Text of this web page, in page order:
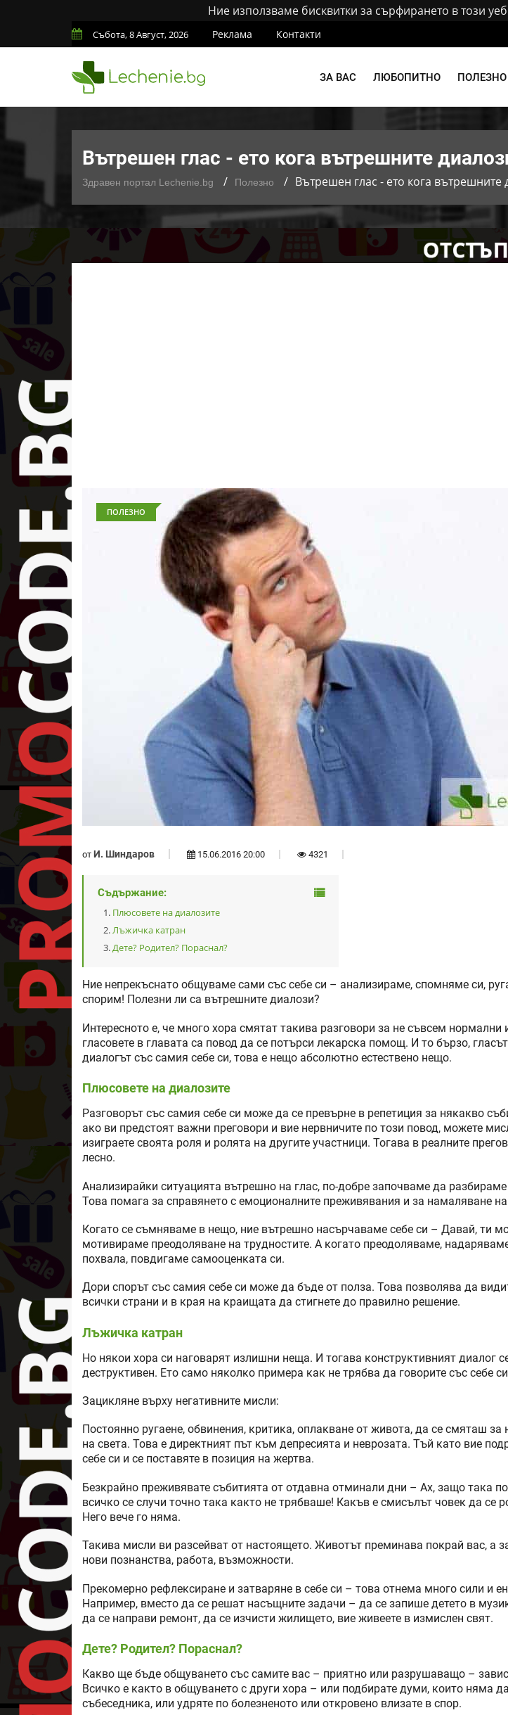
Ние използваме бисквитки за сърфирането в този уеб
Събота, 8 Август, 2026 Реклама Контакти
ЗА ВАС ЛЮБОПИТНО ПОЛЕЗНО
Вътрешен глас - ето кога вътрешните
Здравен портал Lechenie.bg Полезно Вътрешен глас - ето кога
ПОЛЕЗНО
от И. Шиндаров 15.06.2016 20:00 4321
Съдържание:
Плюсовете на диалозите
Лъжичка катран
Дете? Родител? Пораснал?
Ние непрекъснато общуваме сами със себе си – анализираме, спомняме си,
спорим! Полезни ли са вътрешните диалози?
Интересното е, че много хора смятат такива разговори за не съвсем нормални
гласовете в главата са повод да се потърси лекарска помощ. И то бързо,
диалогът със самия себе си, това е нещо абсолютно естествено нещо.
Плюсовете на диалозите
Разговорът със самия себе си може да се превърне в репетиция за някакво
ако ви предстоят важни преговори и вие нервничите по този повод, можете
изиграете своята роля и ролята на другите участници. Тогава в реалните
лесно.
Анализирайки ситуацията вътрешно на глас, по-добре започваме да
Това помага за справянето с емоционалните преживявания и за намаляване на
Когато се съмняваме в нещо, ние вътрешно насърчаваме себе си – Давай, ти
мотивираме преодоляване на трудностите. А когато преодоляваме,
похвала, повдигаме самооценката си.
Дори спорът със самия себе си може да бъде от полза. Това позволява да
всички страни и в края на краищата да стигнете до правилно решение.
Лъжичка катран
Но някои хора си наговарят излишни неща. И тогава конструктивният диалог
деструктивен. Ето само няколко примера как не трябва да говорите със себе
Зацикляне върху негативните мисли:
Постоянно ругаене, обвинения, критика, оплакване от живота, да се смяташ за
на света. Това е директният път към депресията и неврозата. Тъй като вие
себе си и се поставяте в позиция на жертва.
Безкрайно преживявате събитията от отдавна отминали дни – Ах, защо така
всичко се случи точно така както не трябваше! Какъв е смисълът човек да се
Него вече го няма.
Такива мисли ви разсейват от настоящето. Животът преминава покрай вас, а
нови познанства, работа, възможности.
Прекомерно рефлексиране и затваряне в себе си – това отнема много сили и
Например, вместо да се решат насъщните задачи – да се запише детето в
да се направи ремонт, да се изчисти жилището, вие живеете в измислен свят.
Дете? Родител? Пораснал?
Какво ще бъде общуването със самите вас – приятно или разрушаващо –
Всичко е както в общуването с други хора – или подбирате думи, които няма
събеседника, или удряте по болезненото или откровено влизате в спор.